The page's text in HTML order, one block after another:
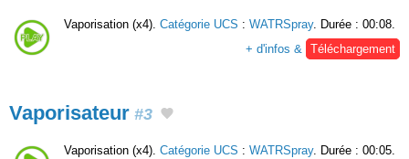
Vaporisation (x4). Catégorie UCS : WATRSpray. Durée : 00:08.
+ d'infos & Téléchargement
Vaporisateur #3
Vaporisation (x4). Catégorie UCS : WATRSpray. Durée : 00:05.